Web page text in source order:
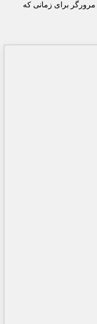
مرورگر برای زمانی که